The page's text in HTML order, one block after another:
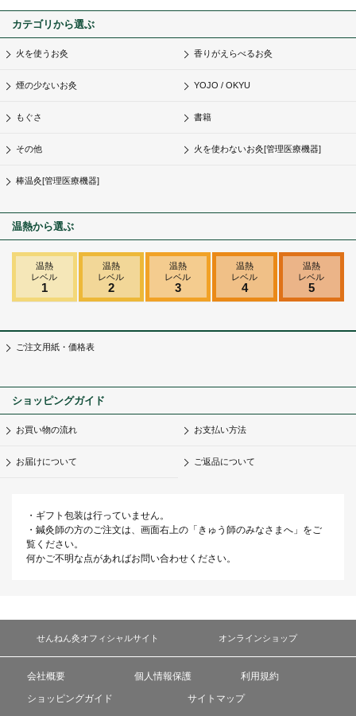
カテゴリから選ぶ
火を使うお灸 香りがえらべるお灸
煙の少ないお灸 YOJO / OKYU
もぐさ 書籍
その他 火を使わないお灸[管理医療機器]
棒温灸[管理医療機器]
温熱から選ぶ
温熱
レベル
1
温熱
レベル
2
温熱
レベル
3
温熱
レベル
4
温熱
レベル
5
ご注文用紙・価格表
ショッピングガイド
お買い物の流れ お支払い方法
お届けについて ご返品について
・ギフト包装は行っていません。
・鍼灸師の方のご注文は、画面右上の「きゅう師のみなさまへ」をご
覧ください。
何かご不明な点があればお問い合わせください。
せんねん灸オフィシャルサイト オンラインショップ
会社概要 個人情報保護
利用規約
ショッピングガイド
サイトマップ